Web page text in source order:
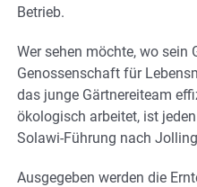
Betrieb.
Wer sehen möchte, wo sein
Genossenschaft für
das junge Gärtnereiteam
ökologisch arbeitet, ist
Solawi-Führung nach
Ausgegeben werden die